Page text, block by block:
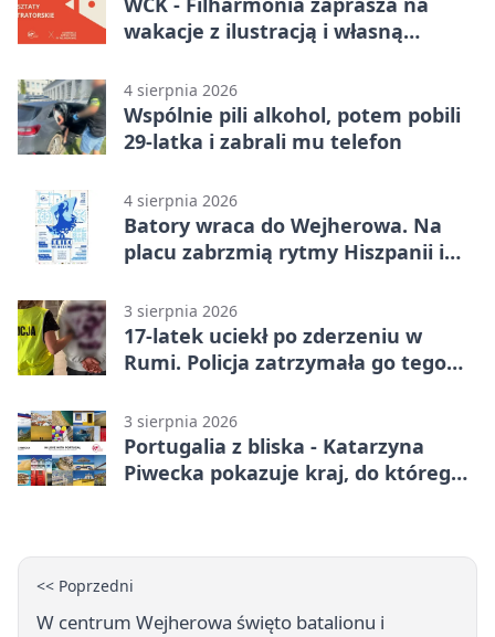
wakacje z ilustracją i własną
4 sierpnia 2026
Wspólnie pili alkohol, potem pobili
29-latka i zabrali mu telefon
4 sierpnia 2026
Batory wraca do Wejherowa. Na
placu zabrzmią rytmy Hiszpanii i
3 sierpnia 2026
17-latek uciekł po zderzeniu w
Rumi. Policja zatrzymała go tego
3 sierpnia 2026
Portugalia z bliska - Katarzyna
Piwecka pokazuje kraj, do którego
<< Poprzedni
W centrum Wejherowa święto batalionu i